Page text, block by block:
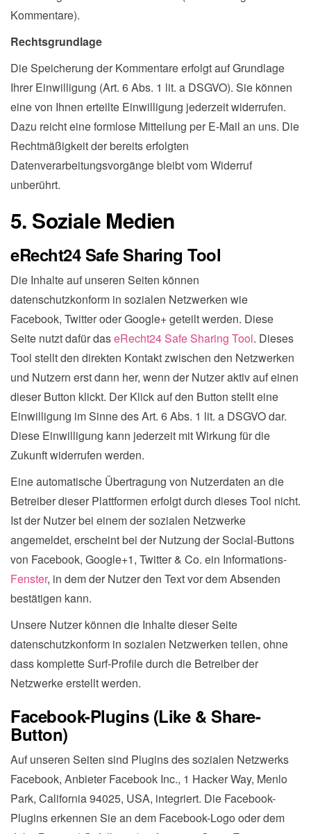
Kommentare).
Rechtsgrundlage
Die Speicherung der Kommentare erfolgt auf Grundlage
Ihrer Einwilligung (Art. 6 Abs. 1 lit. a DSGVO). Sie können
eine von Ihnen erteilte Einwilligung jederzeit widerrufen.
Dazu reicht eine formlose Mitteilung per E-Mail an uns. Die
Rechtmäßigkeit der bereits erfolgten
Datenverarbeitungsvorgänge bleibt vom Widerruf
unberührt.
5. Soziale Medien
eRecht24 Safe Sharing Tool
Die Inhalte auf unseren Seiten können
datenschutzkonform in sozialen Netzwerken wie
Facebook, Twitter oder Google+ geteilt werden. Diese
Seite nutzt dafür daseRecht24 Safe Sharing Tool. Dieses
Tool stellt den direkten Kontakt zwischen den Netzwerken
und Nutzern erst dann her, wenn der Nutzer aktiv auf einen
dieser Button klickt. Der Klick auf den Button stellt eine
Einwilligung im Sinne des Art. 6 Abs. 1 lit. a DSGVO dar.
Diese Einwilligung kann jederzeit mit Wirkung für die
Zukunft widerrufen werden.
Eine automatische Übertragung von Nutzerdaten an die
Betreiber dieser Plattformen erfolgt durch dieses Tool nicht.
Ist der Nutzer bei einem der sozialen Netzwerke
angemeldet, erscheint bei der Nutzung der Social-Buttons
von Facebook, Google+1, Twitter & Co. ein Informations-
Fenster, in dem der Nutzer den Text vor dem Absenden
bestätigen kann.
Unsere Nutzer können die Inhalte dieser Seite
datenschutzkonform in sozialen Netzwerken teilen, ohne
dass komplette Surf-Profile durch die Betreiber der
Netzwerke erstellt werden.
Facebook-Plugins (Like & Share-
Button)
Auf unseren Seiten sind Plugins des sozialen Netzwerks
Facebook, Anbieter Facebook Inc., 1 Hacker Way, Menlo
Park, California 94025, USA, integriert. Die Facebook-
Plugins erkennen Sie an dem Facebook-Logo oder dem